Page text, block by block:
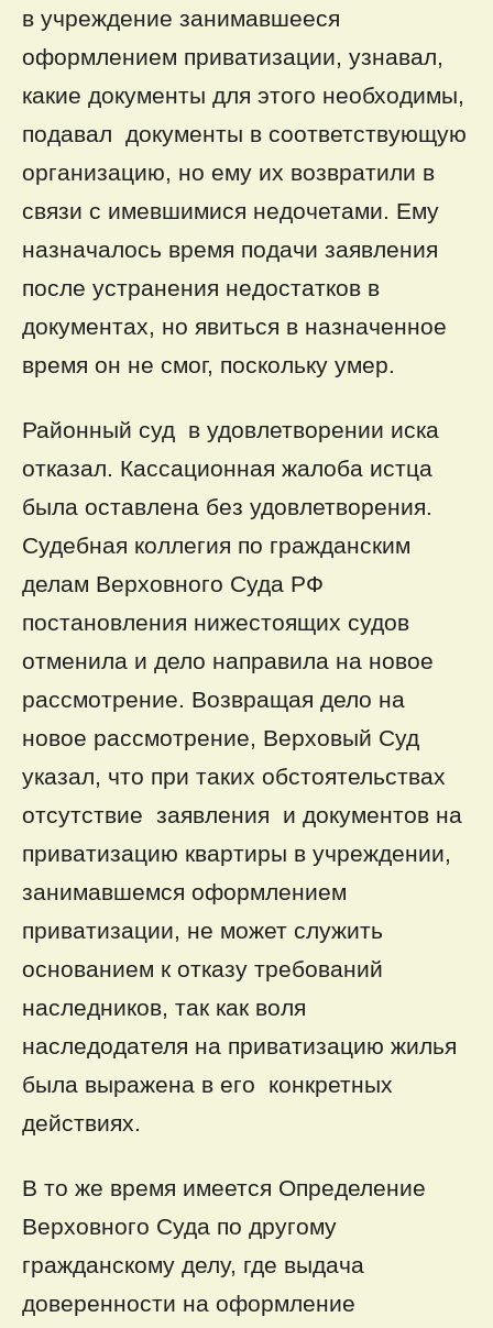
в учреждение занимавшееся
оформлением приватизации, узнавал,
какие документы для этого необходимы,
подавал документы в соответствующую
организацию, но ему их возвратили в
связи с имевшимися недочетами. Ему
назначалось время подачи заявления
после устранения недостатков в
документах, но явиться в назначенное
время он не смог, поскольку умер.
Районный суд в удовлетворении иска
отказал. Кассационная жалоба истца
была оставлена без удовлетворения.
Судебная коллегия по гражданским
делам Верховного Суда РФ
постановления нижестоящих судов
отменила и дело направила на новое
рассмотрение. Возвращая дело на
новое рассмотрение, Верховый Суд
указал, что при таких обстоятельствах
отсутствие заявления и документов на
приватизацию квартиры в учреждении,
занимавшемся оформлением
приватизации, не может служить
основанием к отказу требований
наследников, так как воля
наследодателя на приватизацию жилья
была выражена в его конкретных
действиях.
В то же время имеется Определение
Верховного Суда по другому
гражданскому делу, где выдача
доверенности на оформление